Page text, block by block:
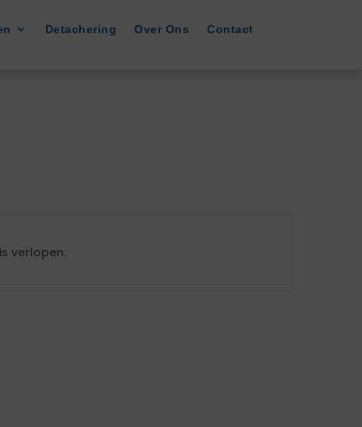
Detachering Over Ons Contact
verlopen.